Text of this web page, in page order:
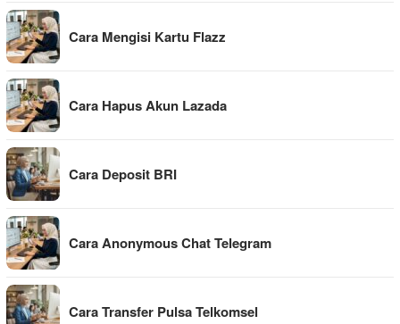
Cara Mengisi Kartu Flazz
Cara Hapus Akun Lazada
Cara Deposit BRI
Cara Anonymous Chat Telegram
Cara Transfer Pulsa Telkomsel